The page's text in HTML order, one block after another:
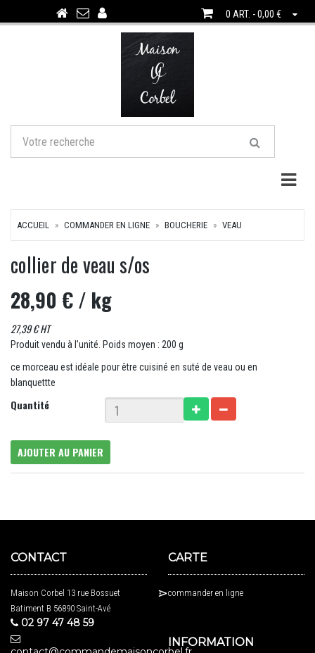
0 ART. - 0,00 €
ACCUEIL COMMANDER EN LIGNE BOUCHERIE VEAU
collier de veau s/os
28,90 €/ kg
27,39 € HT
Produit vendu à l'unité. Poids moyen : 200 g
ce morceau est idéale pour être cuisiné en suté de veau ou en
blanquettte
Quantité
AJOUTER AU PANIER
CONTACT
Maison Corbel 13 rue Bossuet
Batiment B 56890 Saint-Avé
02 97 47 48 59
CARTE
commander en ligne
INFORMATION